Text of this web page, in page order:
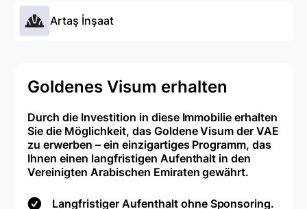
Artaş İnşaat
Goldenes Visum erhalten
Durch die Investition in diese Immobilie erhalten
Sie die Möglichkeit, das Goldene Visum der VAE
zu erwerben – ein einzigartiges Programm, das
Ihnen einen langfristigen Aufenthalt in den
Vereinigten Arabischen Emiraten gewährt.
Langfristiger Aufenthalt ohne Sponsoring.